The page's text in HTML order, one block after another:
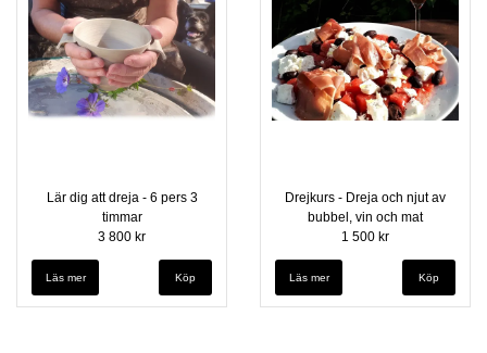
Lär dig att dreja - 6 pers 3
timmar
3 800 kr
Läs mer
Drejkurs - Dreja och njut av
bubbel, vin och mat
1 500 kr
Läs mer